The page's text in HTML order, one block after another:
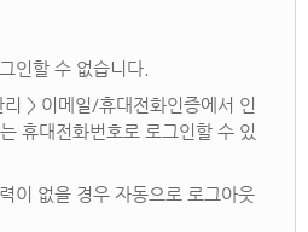
인할 수 없습니다.
> 이메일/휴대전화인증에서 인
휴대전화번호로 로그인할 수 있
이 없을 경우 자동으로 로그아웃